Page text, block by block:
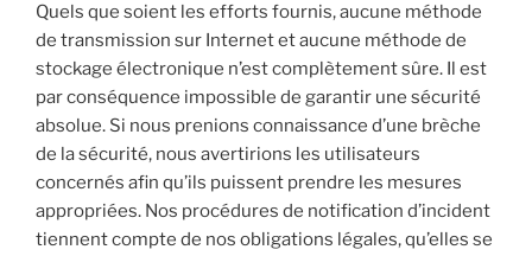
Quels que soient les efforts fournis, aucune méthode
de transmission sur Internet et aucune méthode de
stockage électronique n’est complètement sûre. Il est
par conséquence impossible de garantir une sécurité
absolue. Si nous prenions connaissance d’une brèche
de la sécurité, nous avertirions les utilisateurs
concernés afin qu’ils puissent prendre les mesures
appropriées. Nos procédures de notification d’incident
tiennent compte de nos obligations légales, qu’elles se